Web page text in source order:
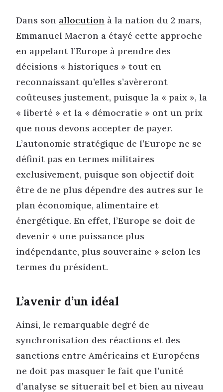
Dans son allocution à la nation du 2 mars,
Emmanuel Macron a étayé cette approche
en appelant l’Europe à prendre des
décisions « historiques » tout en
reconnaissant qu’elles s’avèreront
coûteuses justement, puisque la « paix », la
« liberté » et la « démocratie » ont un prix
que nous devons accepter de payer.
L’autonomie stratégique de l’Europe ne se
définit pas en termes militaires
exclusivement, puisque son objectif doit
être de ne plus dépendre des autres sur le
plan économique, alimentaire et
énergétique. En effet, l’Europe se doit de
devenir « une puissance plus
indépendante, plus souveraine » selon les
termes du président.
L’avenir d’un idéal
Ainsi, le remarquable degré de
synchronisation des réactions et des
sanctions entre Américains et Européens
ne doit pas masquer le fait que l’unité
d’analyse se situerait bel et bien au niveau